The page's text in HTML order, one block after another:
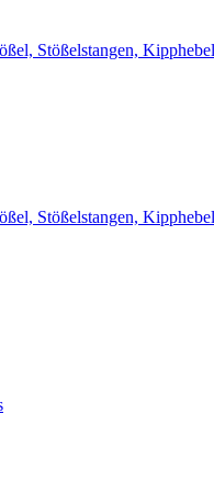
Stößelstangen,
Stößelstangen,